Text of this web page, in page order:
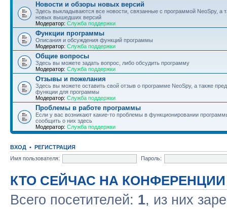
Новости и обзоры новых версий
Здесь выкладываются все новости, связанные с программой NeoSpy, а
новых вышедших версий
Модератор: Служба поддержки
Функции программы
Описания и обсуждения функций программы
Модератор: Служба поддержки
Общие вопросы
Здесь вы можете задать вопрос, либо обсудить программу
Модератор: Служба поддержки
Отзывы и пожелания
Здесь вы можете оставить свой отзыв о программе NeoSpy, а также
функции для программы
Модератор: Служба поддержки
Проблемы в работе программы
Если у вас возникают какие-то проблемы в функционировании
сообщить о них здесь
Модератор: Служба поддержки
ВХОД • РЕГИСТРАЦИЯ
Имя пользователя:
Пароль:
КТО СЕЙЧАС НА КОНФЕРЕНЦИИ
Всего посетителей: 1, из них